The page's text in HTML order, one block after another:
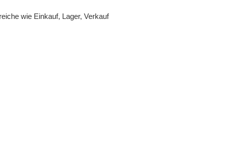
wie Einkauf, Lager, Verkauf